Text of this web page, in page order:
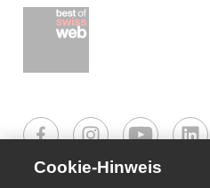
Cookie-Hinweis